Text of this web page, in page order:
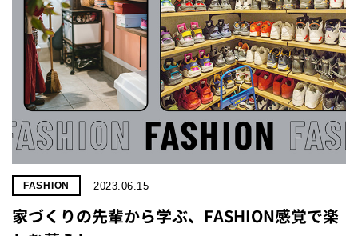
FASHION 2023.06.15
家づくりの先輩から学ぶ、FASHION感覚で楽